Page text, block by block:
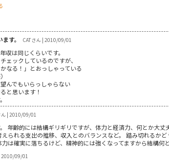
す。
CATさん | 2010/09/01
収は同じくらいです。
ェックしているのですが、
なる！」とおっしゃっている
んでもいらっしゃらない
と思います！
ん | 2010/09/01
年齢的には結構ギリギリですが、体力と経済力、何とか大
えられる支出の推移、収入とのバランスなど。 踏み切れるか
は確実に落ちるけど、精神的には強くなってますから結構何
2010/09/01